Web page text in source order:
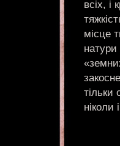
всіх,
місце
тільки
ніколи